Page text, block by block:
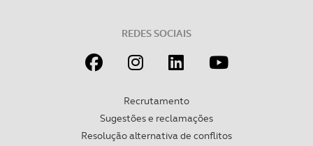
REDES SOCIAIS
Recrutamento
Sugestões e reclamações
Resolução alternativa de conflitos